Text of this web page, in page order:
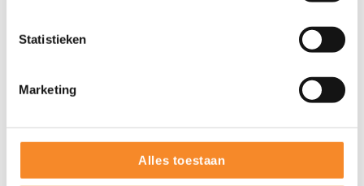
Statistieken
Marketing
Alles toestaan
Meer over Intenza